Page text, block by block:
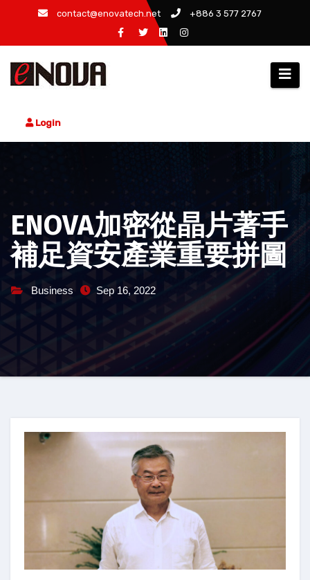
content
contact@enovatech.net +886 3 577 2767
Login
ENOVA加密從晶片著手
補足資安產業重要拼圖
Business Sep 16, 2022